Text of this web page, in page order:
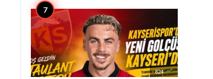
824 